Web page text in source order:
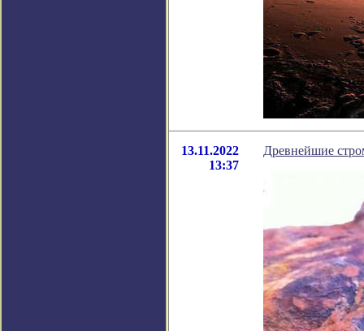
13.11.2022
13:37
Древнейшие